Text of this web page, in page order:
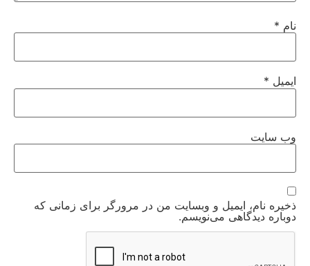
نام *
ایمیل *
وب‌ سایت
ذخیره نام، ایمیل و وبسایت من در مرورگر برای زمانی که
دوباره دیدگاهی می‌نویسم.